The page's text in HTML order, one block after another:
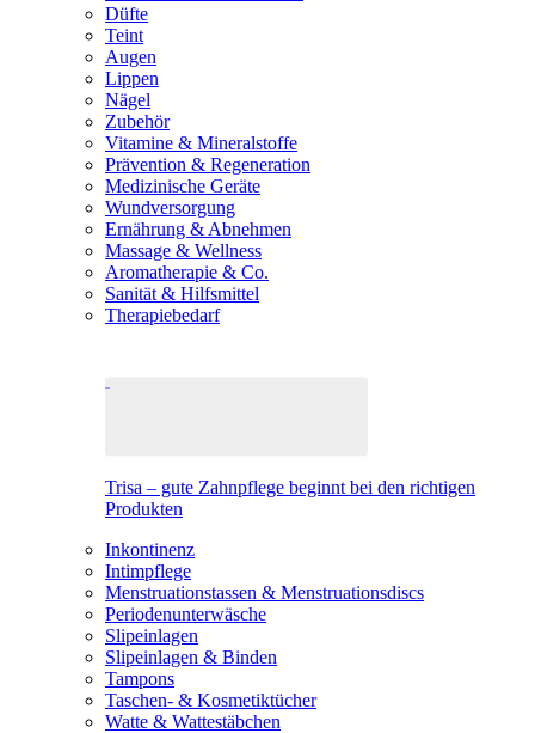
Düfte
Teint
Augen
Lippen
Nägel
Zubehör
Vitamine & Mineralstoffe
Prävention & Regeneration
Medizinische Geräte
Wundversorgung
Ernährung & Abnehmen
Massage & Wellness
Aromatherapie & Co.
Sanität & Hilfsmittel
Therapiebedarf
Trisa – gute Zahnpflege beginnt bei den richtigen
Produkten
Inkontinenz
Intimpflege
Menstruationstassen & Menstruationsdiscs
Periodenunterwäsche
Slipeinlagen
Slipeinlagen & Binden
Tampons
Taschen- & Kosmetiktücher
Watte & Wattestäbchen